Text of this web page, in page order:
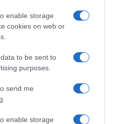
enable storage
cookies on web or
to be sent to
purposes.
send me
enable storage